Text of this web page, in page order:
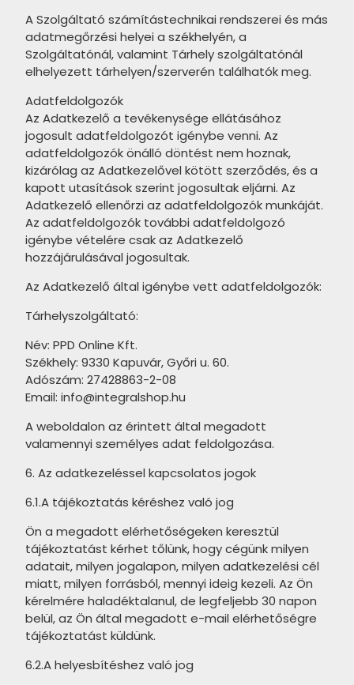
ARTÉ Chic Stone termékcsalád
ARTÉ Senza White & Black
termékcsalád
ARTÉ Margaret termékcsalád
ARTÉ Punto termékcsalád
ARTÉ Ferro termékcsalád
ARTÉ Ramina termékcsalád
ARTÉ Pineta termékcsalád
ARTÉ Vezin termékcsalád
ARTÉ Ventura termékcsalád
ARTÉ Marlena termékcsalád
ARTÉ Kalma termékcsalád
ARTÉ Borneo termékcsalád
ARTÉ Idylla termékcsalád
ARTÉ Neutral termékcsalád
ARTÉ Caramell termékcsalád
ARTÉ Fuoco termékcsalád
ARTÉ Satini Marittimo
termékcsalád
NOVABELL Wonderspace
termékcsalád
STARGRES Siena termékcsalád
STARGRES Grey Wind
termékcsalád
STARGRES Qubus termékcsalád
STARGRES Riviera termékcsalád
SAIME CottoAntico termékcsalád
SAIME Phoenix termékcsalád
SAIME Titano termékcsalád
SAIME Artica termékcsalád
SAIME Ferrocemento termékcsalád
SAIME Travertino termékcsalád
SAIME Alpi termékcsalád
SAIME Luserna termékcsalád
SAIME Painted termékcsalád
SAIME Eternity termékcsalád
SAIME Frammenta termékcsalád
SAIME Icon termékcsalád
SAIME Kaleido termékcsalád
A Szolgáltató számítástechnikai rendszerei és más
adatmegőrzési helyei a székhelyén, a
Szolgáltatónál, valamint Tárhely szolgáltatónál
elhelyezett tárhelyen/szerverén találhatók meg.
Adatfeldolgozók
Az Adatkezelő a tevékenysége ellátásához
jogosult adatfeldolgozót igénybe venni. Az
adatfeldolgozók önálló döntést nem hoznak,
kizárólag az Adatkezelővel kötött szerződés, és a
kapott utasítások szerint jogosultak eljárni. Az
Adatkezelő ellenőrzi az adatfeldolgozók munkáját.
Az adatfeldolgozók további adatfeldolgozó
igénybe vételére csak az Adatkezelő
hozzájárulásával jogosultak.
Az Adatkezelő által igénybe vett adatfeldolgozók:
Tárhelyszolgáltató:
Név: PPD Online Kft.
Székhely: 9330 Kapuvár, Győri u. 60.
Adószám: 27428863-2-08
Email: info@integralshop.hu
A weboldalon az érintett által megadott
valamennyi személyes adat feldolgozása.
6. Az adatkezeléssel kapcsolatos jogok
6.1.A tájékoztatás kéréshez való jog
Ön a megadott elérhetőségeken keresztül
tájékoztatást kérhet tőlünk, hogy cégünk milyen
adatait, milyen jogalapon, milyen adatkezelési cél
miatt, milyen forrásból, mennyi ideig kezeli. Az Ön
kérelmére haladéktalanul, de legfeljebb 30 napon
belül, az Ön által megadott e-mail elérhetőségre
tájékoztatást küldünk.
6.2.A helyesbítéshez való jog